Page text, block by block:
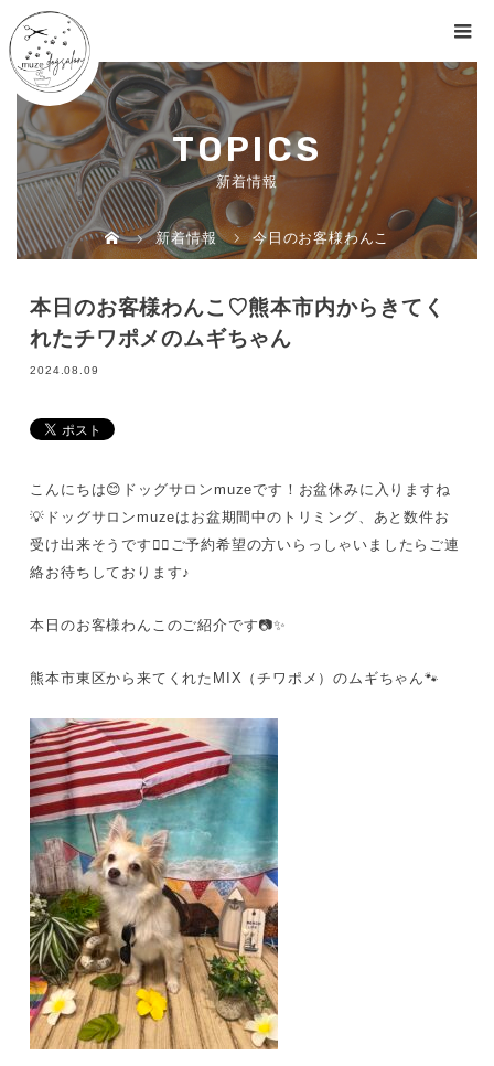
TOPICS
新着情報
新着情報 今日のお客様わんこ
本日のお客様わんこ♡熊本市内からきてく
れたチワポメのムギちゃん
2024.08.09
こんにちは😊ドッグサロンmuzeです！お盆休みに入りますね
💡ドッグサロンmuzeはお盆期間中のトリミング、あと数件お
受け出来そうです🙆‍♀️ご予約希望の方いらっしゃいましたらご連
絡お待ちしております♪
本日のお客様わんこのご紹介です📷✨
熊本市東区から来てくれたMIX（チワポメ）のムギちゃん🐾